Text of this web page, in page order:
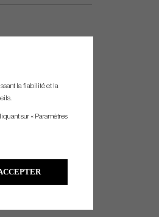
la fiabilité et la
sur « Paramètres